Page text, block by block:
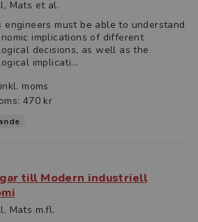
Mats et al.
engineers must be able to understand
implications of different
decisions, as well as the
implicati...
inkl. moms
470 kr
till Modern industriell
Mats m.fl.